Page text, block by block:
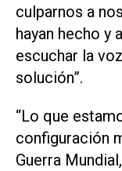
culparnos a
hayan hecho y
escuchar la
solución”.
“Lo que
configuración
Guerra